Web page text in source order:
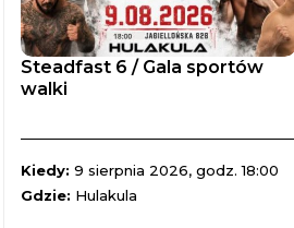
Steadfast 6 / Gala sportów
walki
Kiedy: 9 sierpnia 2026, godz. 18:00
Gdzie: Hulakula